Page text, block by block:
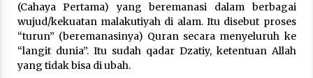
(Cahaya Pertama) yang beremanasi dalam berbagai
wujud/kekuatan malakutiyah di alam. Itu disebut proses
“turun” (beremanasinya) Quran secara menyeluruh ke
“langit dunia”. Itu sudah qadar Dzatiy, ketentuan Allah
yang tidak bisa di ubah.